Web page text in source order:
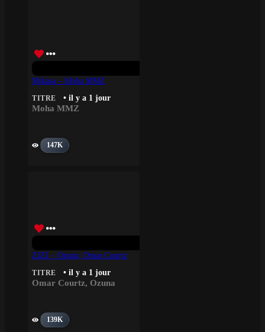
Mikasa – Moha MMZ
TITRE • il y a 1 jour
Moha MMZ
147K
ZIZI – Ozuna, Omar Courtz
TITRE • il y a 1 jour
Omar Courtz, Ozuna
139K